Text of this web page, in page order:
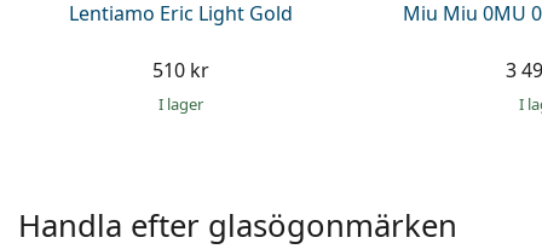
Lentiamo Eric Light Gold
510 kr
I lager
Miu Miu 0MU
3
I
Handla efter glasögonmärken